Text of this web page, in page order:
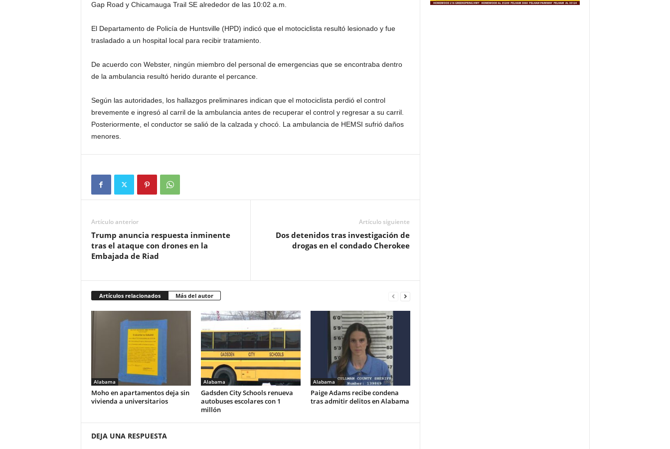
Gap Road y Chicamauga Trail SE alrededor de las 10:02 a.m.
El Departamento de Policía de Huntsville (HPD) indicó que el motociclista resultó lesionado y fue
trasladado a un hospital local para recibir tratamiento.
De acuerdo con Webster, ningún miembro del personal de emergencias que se encontraba dentro
de la ambulancia resultó herido durante el percance.
Según las autoridades, los hallazgos preliminares indican que el motociclista perdió el control
brevemente e ingresó al carril de la ambulancia antes de recuperar el control y regresar a su carril.
Posteriormente, el conductor se salió de la calzada y chocó. La ambulancia de HEMSI sufrió daños
menores.
Artículo anterior
Trump anuncia respuesta inminente
tras el ataque con drones en la
Embajada de Riad
Artículo siguiente
Dos detenidos tras investigación de
drogas en el condado Cherokee
Artículos relacionados Más del autor
Alabama
Moho en apartamentos deja sin
vivienda a universitarios
Alabama
Gadsden City Schools renueva
autobuses escolares con 1
millón
Alabama
Paige Adams recibe condena
tras admitir delitos en Alabama
DEJA UNA RESPUESTA